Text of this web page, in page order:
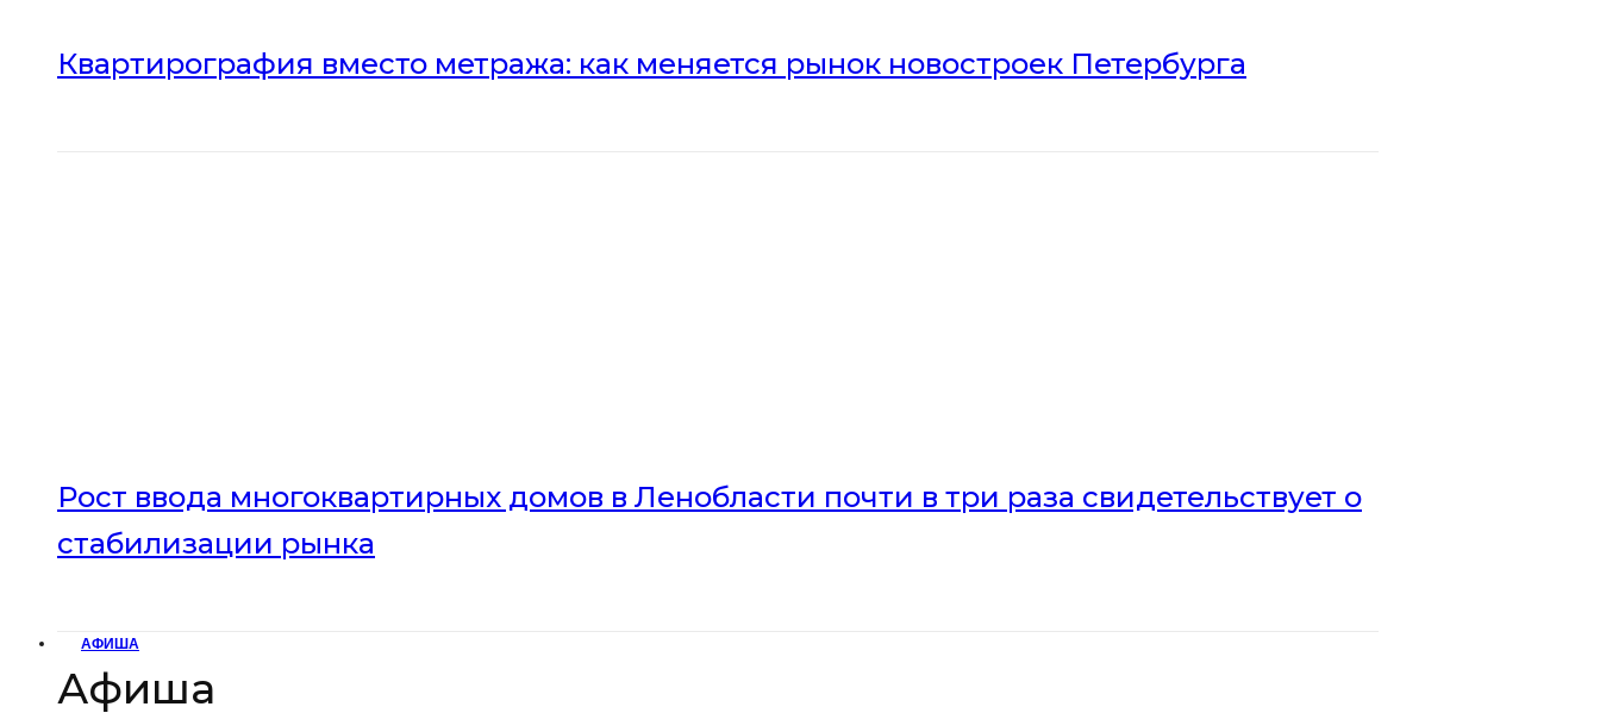
Квартирография вместо метража: как меняется рынок новостроек Петербурга
Рост ввода многоквартирных домов в Ленобласти почти в три раза свидетельствует о
стабилизации рынка
АФИША
Афиша